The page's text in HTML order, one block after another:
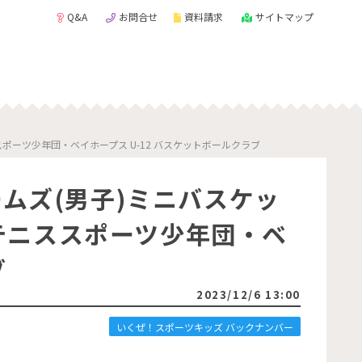
Q&A お問合せ 資料請求 サイトマップ
ーツ少年団・ベイホープス U-12 バスケットボールクラブ
ズ(男子)ミニバスケッ
ススポーツ少年団・ベ
2023/12/6 13:00
いくぜ！スポーツキッズ バックナンバー